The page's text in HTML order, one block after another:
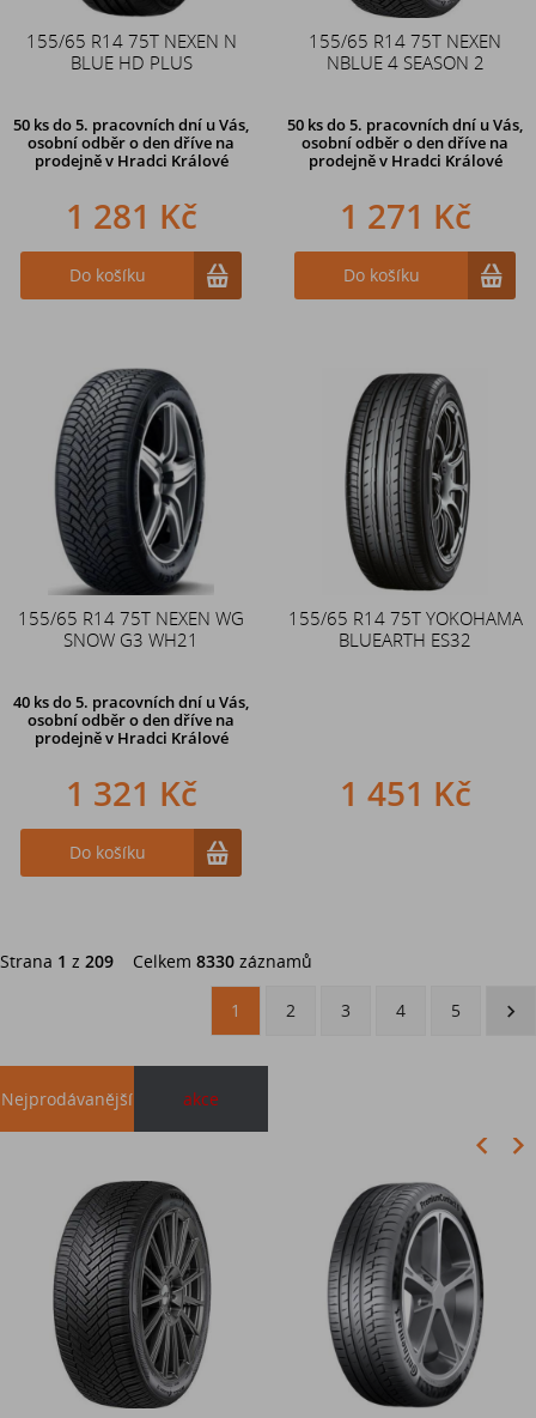
155/65 R14 75T NEXEN N
BLUE HD PLUS
50 ksdo 5. pracovních dní u Vás,
osobní odběr o den dříve na
prodejněv Hradci Králové
1 281 Kč
Do košíku
155/65 R14 75T NEXEN
NBLUE 4 SEASON 2
50 ksdo 5. pracovních dní u Vás,
osobní odběr o den dříve na
prodejněv Hradci Králové
1 271 Kč
Do košíku
155/65 R14 75T NEXEN WG
SNOW G3 WH21
40 ksdo 5. pracovních dní u Vás,
osobní odběr o den dříve na
prodejněv Hradci Králové
1 321 Kč
Do košíku
155/65 R14 75T YOKOHAMA
BLUEARTH ES32
1 451 Kč
Strana 1 z 209 Celkem 8330 záznamů
1 2 3 4 5
Nejprodávanější akce